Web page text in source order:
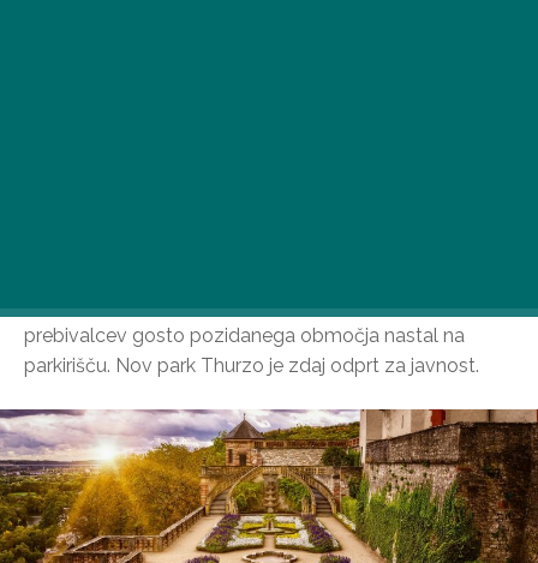
Najnovejši park v mestu Újlipótváros je na veselje
prebivalcev gosto pozidanega območja nastal na
parkirišču. Nov park Thurzo je zdaj odprt za javnost.